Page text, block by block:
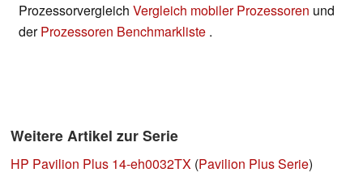
Prozessorvergleich Vergleich mobiler Prozessoren und
derProzessoren Benchmarkliste .
Weitere Artikel zur Serie
HP Pavilion Plus 14-eh0032TX (Pavilion Plus Serie)